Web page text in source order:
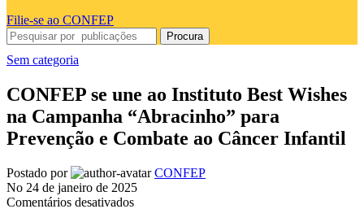
Filie-se ao CONFEP
Procura
Sem categoria
CONFEP se une ao Instituto Best Wishes
na Campanha “Abracinho” para
Prevenção e Combate ao Câncer Infantil
Postado por
CONFEP
No 24 de janeiro de 2025
Comentários desativadosem